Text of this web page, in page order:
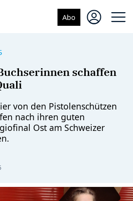
Abo
schaffen
von den Pistolenschützen
nach ihren guten
Ost am Schweizer